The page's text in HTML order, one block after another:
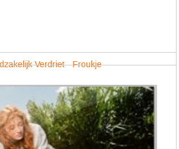
Verdriet - Froukje